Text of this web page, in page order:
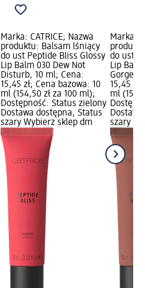
Marka: CATRICE; Nazwa
produktu: Balsam lśniący
do ust Peptide Bliss Glossy
Lip Balm 030 Dew Not
Disturb, 10 ml; Cena:
15,45 zł; Cena bazowa: 10
ml (154,50 zł za 100 ml);
Dostępność: Status zielony
Dostawa dostępna, Status
szary Wybierz sklep dm
Marka:
do ust
Lip
15,45
ml
szary